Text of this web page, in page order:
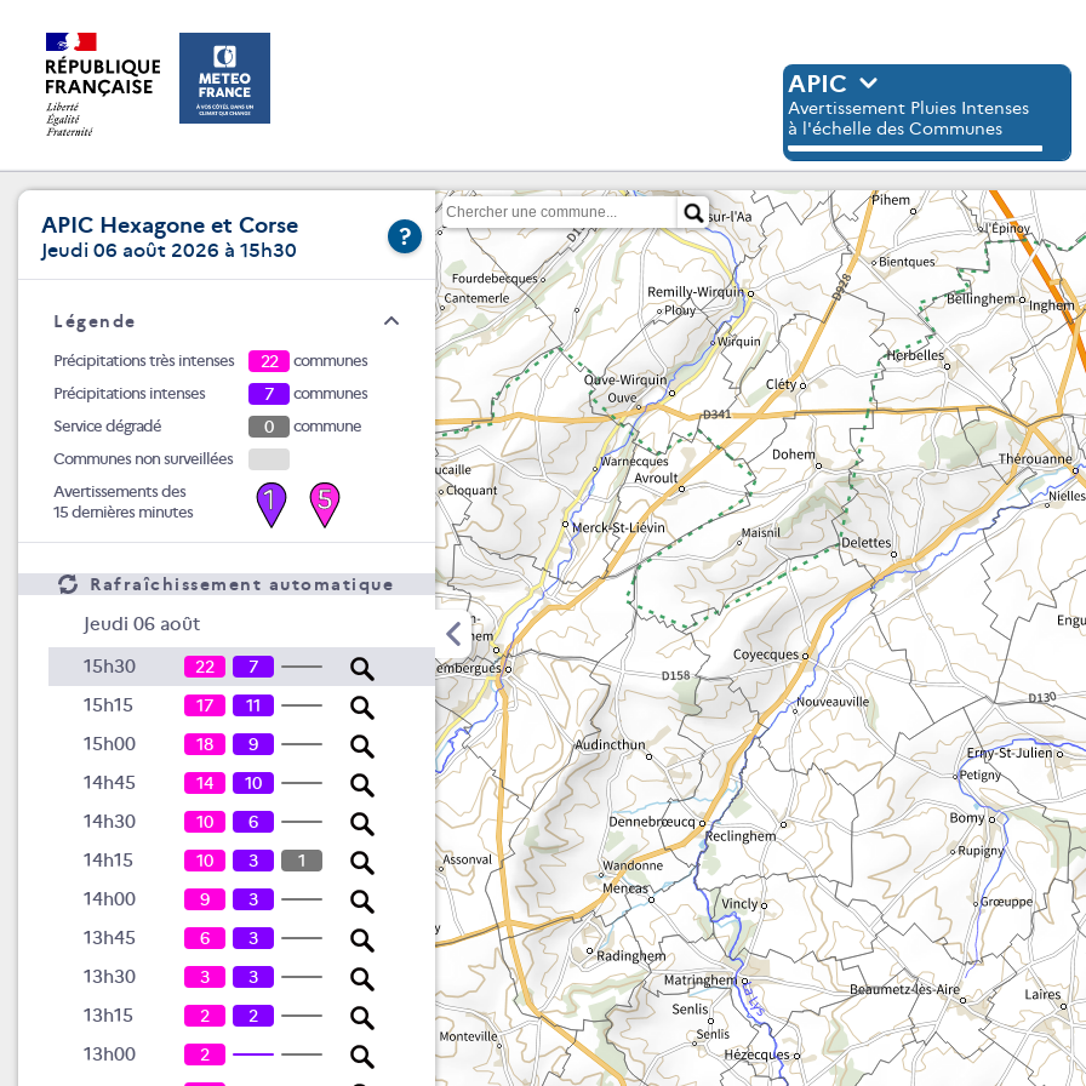
APIC
Avertissement Pluies Intenses
à l'échelle des Communes
APIC Hexagone et Corse
Jeudi 06 août 2026 à 15h30 ?
Légende
Précipitations très intenses 22
communes
Précipitations intenses
7
communes
Service dégradé
0
commune
Communes non surveillées
Avertissements des
15 dernières minutes
1 5
Rafraîchissement automatique
Jeudi 06 août
15h30
22
7
15h15
17
11
15h00
18
9
14h45
14
10
14h30
10
6
14h15
10 3
1
14h00
9
3
13h45
6
3
13h30
3
3
13h15
2
2
13h00
2